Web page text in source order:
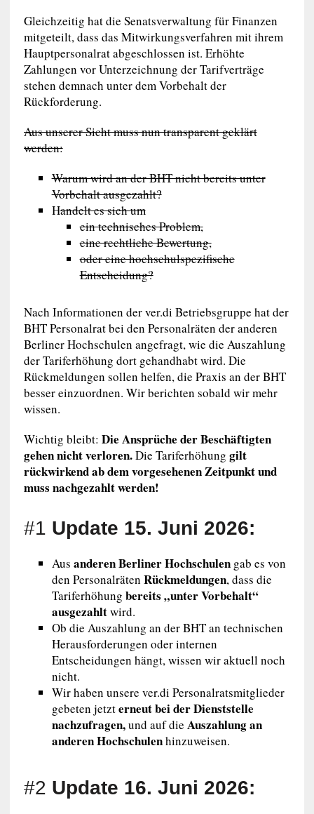
Gleichzeitig hat die Senatsverwaltung für Finanzen
mitgeteilt, dass das Mitwirkungsverfahren mit ihrem
Hauptpersonalrat abgeschlossen ist. Erhöhte
Zahlungen vor Unterzeichnung der Tarifverträge
stehen demnach unter dem Vorbehalt der
Rückforderung.
Aus unserer Sicht muss nun transparent geklärt
werden:
Warum wird an der BHT nicht bereits unter
Vorbehalt ausgezahlt?
Handelt es sich um
ein technisches Problem,
eine rechtliche Bewertung,
oder eine hochschulspezifische
Entscheidung?
Nach Informationen der ver.di Betriebsgruppe hat der
BHT Personalrat bei den Personalräten der anderen
Berliner Hochschulen angefragt, wie die Auszahlung
der Tariferhöhung dort gehandhabt wird. Die
Rückmeldungen sollen helfen, die Praxis an der BHT
besser einzuordnen. Wir berichten sobald wir mehr
wissen.
Wichtig bleibt: Die Ansprüche der Beschäftigten
gehen nicht verloren.Die Tariferhöhung gilt
rückwirkend ab dem vorgesehenen Zeitpunkt und
muss nachgezahlt werden!
#1 Update 15. Juni 2026:
Aus anderen Berliner Hochschulengab es von
den Personalräten Rückmeldungen, dass die
Tariferhöhung bereits „unter Vorbehalt“
ausgezahltwird.
Ob die Auszahlung an der BHT an technischen
Herausforderungen oder internen
Entscheidungen hängt, wissen wir aktuell noch
nicht.
Wir haben unsere ver.di Personalratsmitglieder
gebeten jetzterneut bei der Dienststelle
nachzufragen,und auf die Auszahlung an
anderen Hochschulenhinzuweisen.
#2 Update 16. Juni 2026: